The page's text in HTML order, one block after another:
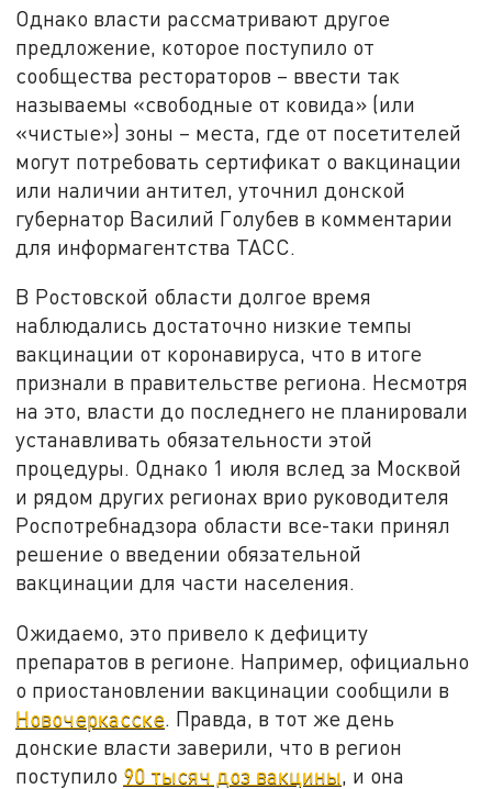
Однако власти рассматривают другое
предложение, которое поступило от
сообщества рестораторов – ввести так
называемы «свободные от ковида» (или
«чистые») зоны – места, где от посетителей
могут потребовать сертификат о вакцинации
или наличии антител, уточнил донской
губернатор Василий Голубев в комментарии
для информагентства ТАСС.
В Ростовской области долгое время
наблюдались достаточно низкие темпы
вакцинации от коронавируса, что в итоге
признали в правительстве региона. Несмотря
на это, власти до последнего не планировали
устанавливать обязательности этой
процедуры. Однако 1 июля вслед за Москвой
и рядом других регионах врио руководителя
Роспотребнадзора области все-таки принял
решение о введении обязательной
вакцинации для части населения.
Ожидаемо, это привело к дефициту
препаратов в регионе. Например, официально
о приостановлении вакцинации сообщили в
Новочеркасске. Правда, в тот же день
донские власти заверили, что в регион
поступило 90 тысяч доз вакцины, и она